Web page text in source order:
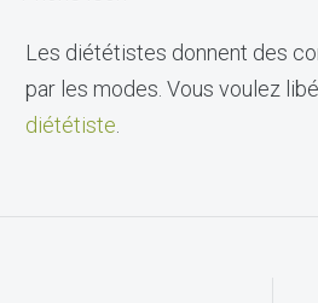
Les diététistes donnent des
par les modes. Vous voulez
diététiste